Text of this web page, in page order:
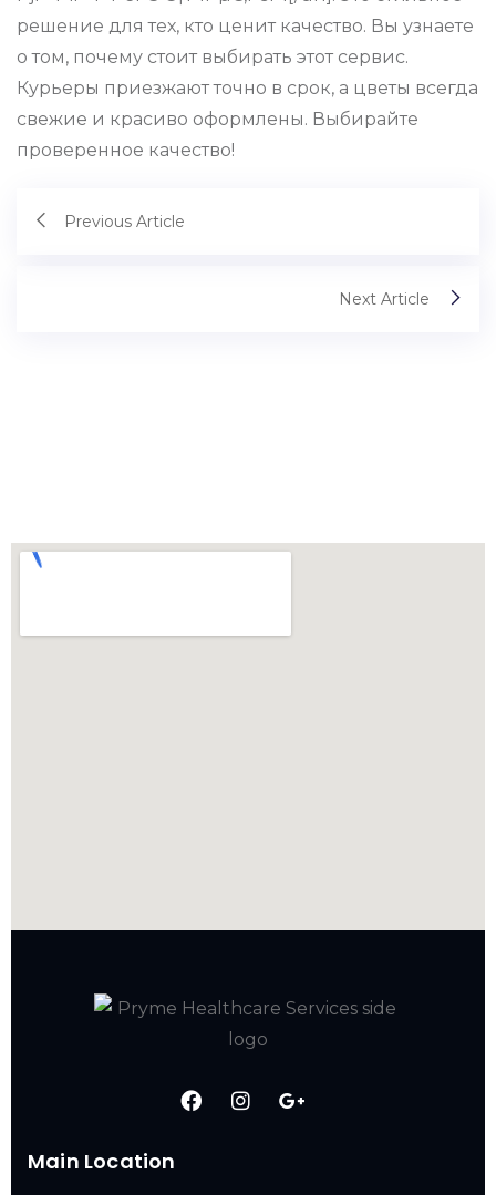
решение для тех, кто ценит качество. Вы узнаете
о том, почему стоит выбирать этот сервис.
Курьеры приезжают точно в срок, а цветы всегда
свежие и красиво оформлены. Выбирайте
проверенное качество!
Previous Article
Next Article
Main Location